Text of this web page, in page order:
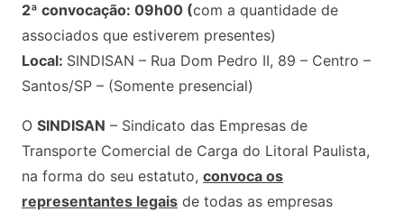
2ª convocação: 09h00 (com a quantidade de
associados que estiverem presentes)
Local: SINDISAN – Rua Dom Pedro II, 89 – Centro –
Santos/SP – (Somente presencial)
O SINDISAN – Sindicato das Empresas de
Transporte Comercial de Carga do Litoral Paulista,
na forma do seu estatuto, convoca os
representantes legais de todas as empresas